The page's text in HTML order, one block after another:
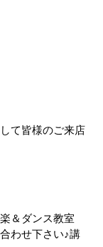
て皆様のご来店
＆ダンス教室
わせ下さい♪講